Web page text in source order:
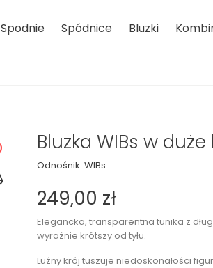
Spodnie Spódnice Bluzki
Bluzka WIBs w
Odnośnik: WIBs
249,00 zł
Elegancka, transparentna tunika z
wyraźnie krótszy od tyłu.
Luźny krój tuszuje niedoskonałości